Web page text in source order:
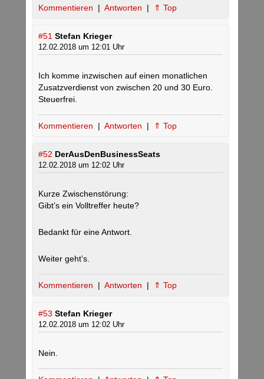
Kommentieren | Antworten | ⇑ Top
#51 Stefan Krieger
12.02.2018 um 12:01 Uhr
Ich komme inzwischen auf einen monatlichen
Zusatzverdienst von zwischen 20 und 30 Euro.
Steuerfrei.
Kommentieren | Antworten | ⇑ Top
#52 DerAusDenBusinessSeats
12.02.2018 um 12:02 Uhr
Kurze Zwischenstörung:
Gibt’s ein Volltreffer heute?
Bedankt für eine Antwort.
Weiter geht’s.
Kommentieren | Antworten | ⇑ Top
#53 Stefan Krieger
12.02.2018 um 12:02 Uhr
Nein.